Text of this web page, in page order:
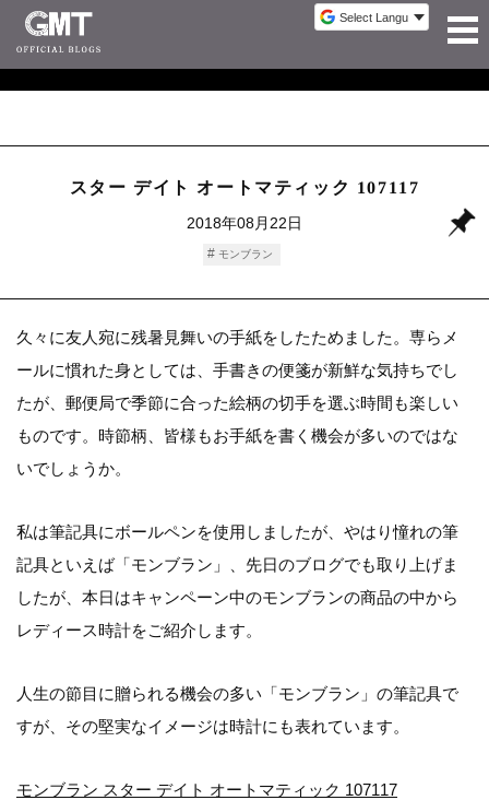
スター デイト オートマティック 107117
2018年08月22日
モンブラン
久々に友人宛に残暑見舞いの手紙をしたためました。専らメ
ールに慣れた身としては、手書きの便箋が新鮮な気持ちでし
たが、郵便局で季節に合った絵柄の切手を選ぶ時間も楽しい
ものです。時節柄、皆様もお手紙を書く機会が多いのではな
いでしょうか。
私は筆記具にボールペンを使用しましたが、やはり憧れの筆
記具といえば「モンブラン」、先日のブログでも取り上げま
したが、本日はキャンペーン中のモンブランの商品の中から
レディース時計をご紹介します。
人生の節目に贈られる機会の多い「モンブラン」の筆記具で
すが、その堅実なイメージは時計にも表れています。
モンブラン スター デイト オートマティック 107117